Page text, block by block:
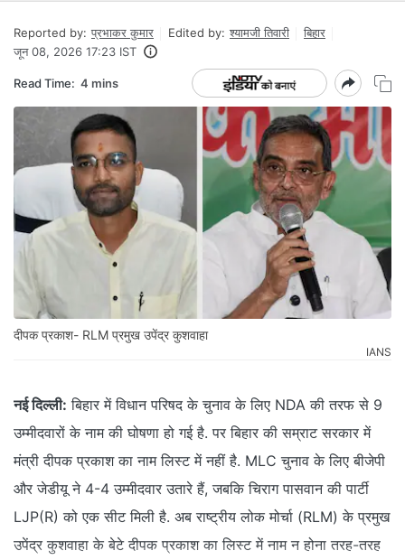
Reported by: प्रभाकर कुमार Edited by: श्यामजी तिवारी
बिहार
जून 08, 2026 17:23 IST
Read Time: 4 mins
दीपक प्रकाश- RLM प्रमुख उपेंद्र कुशवाहा
IANS
नई दिल्ली: बिहार में विधान परिषद के चुनाव के लिए NDA की तरफ से 9
उम्मीदवारों के नाम की घोषणा हो गई है. पर बिहार की सम्राट सरकार में
मंत्री दीपक प्रकाश का नाम लिस्ट में नहीं है. MLC चुनाव के लिए बीजेपी
और जेडीयू ने 4-4 उम्मीदवार उतारे हैं, जबकि चिराग पासवान की पार्टी
LJP(R) को एक सीट मिली है. अब राष्ट्रीय लोक मोर्चा (RLM) के प्रमुख
उपेंद्र कुशवाहा के बेटे दीपक प्रकाश का लिस्ट में नाम न होना तरह-तरह